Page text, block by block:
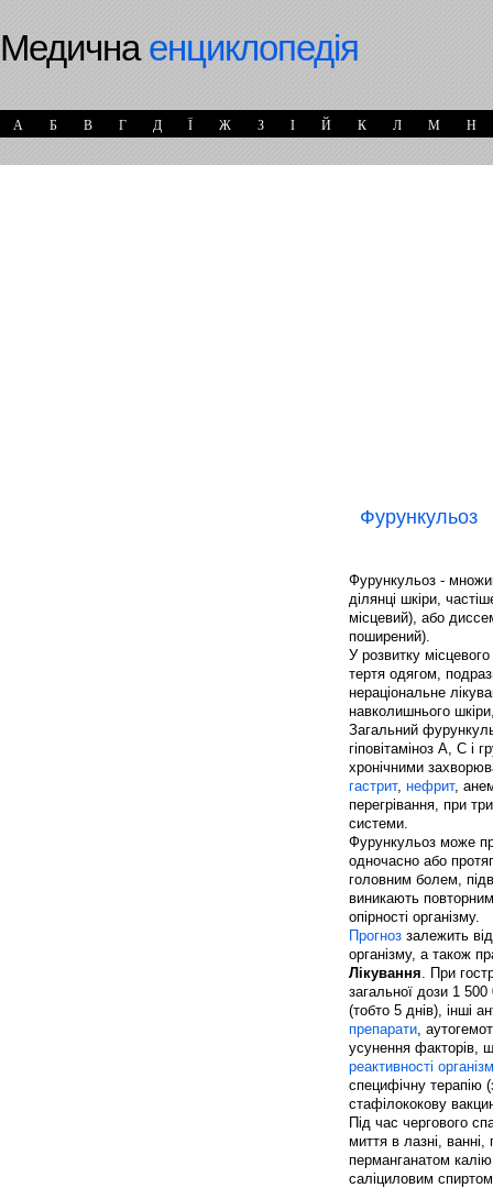
Медичнаенциклопедія
А Б В Г Д Ї Ж З І Й К Л М Н
Фурункульоз
Фурункульоз -
ділянці шкіри,
місцевий), або
поширений).
У розвитку
тертя одягом,
нераціональне
навколишнього
Загальний
гіповітаміноз А, С і
хронічними
гастрит, нефрит,
перегрівання, при
системи.
Фурункульоз може
одночасно або
головним болем,
виникають
опірності організму.
Прогноз залежить
організму, а також
Лікування. При
загальної дози 1
(тобто 5 днів), інші
препарати,
усунення факторів,
реактивності
специфічну терапію
стафілококову
Під час чергового
миття в лазні,
перманганатом
саліциловим